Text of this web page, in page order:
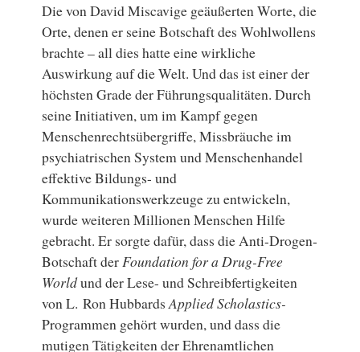
Die von David Miscavige geäußerten Worte, die
Orte, denen er seine Botschaft des Wohlwollens
brachte – all dies hatte eine wirkliche
Auswirkung auf die Welt. Und das ist einer der
höchsten Grade der Führungsqualitäten. Durch
seine Initiativen, um im Kampf gegen
Menschenrechtsübergriffe, Missbräuche im
psychiatrischen System und Menschenhandel
effektive Bildungs- und
Kommunikationswerkzeuge zu entwickeln,
wurde weiteren Millionen Menschen Hilfe
gebracht. Er sorgte dafür, dass die Anti-Drogen-
Botschaft derFoundation for a Drug-Free
Worldund der Lese- und Schreibfertigkeiten
von L. Ron HubbardsApplied Scholastics-
Programmen gehört wurden, und dass die
mutigen Tätigkeiten der Ehrenamtlichen